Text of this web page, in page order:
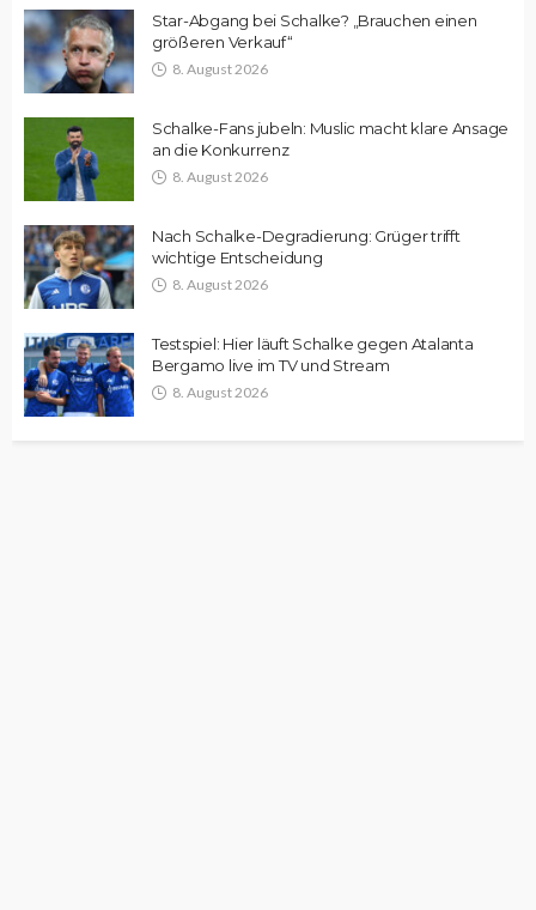
Star-Abgang bei Schalke? „Brauchen einen
größeren Verkauf“
8. August 2026
Schalke-Fans jubeln: Muslic macht klare Ansage
an die Konkurrenz
8. August 2026
Nach Schalke-Degradierung: Grüger trifft
wichtige Entscheidung
8. August 2026
Testspiel: Hier läuft Schalke gegen Atalanta
Bergamo live im TV und Stream
8. August 2026